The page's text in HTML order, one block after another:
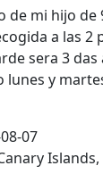
de mi hijo de
a las 2
sera 3
lunes y
07
Islands,